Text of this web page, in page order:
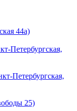
44а)
Петербургская,
Петербургская,
25)